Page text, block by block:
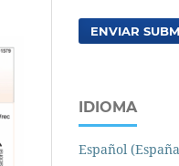
ENVIAR
IDIOMA
Español